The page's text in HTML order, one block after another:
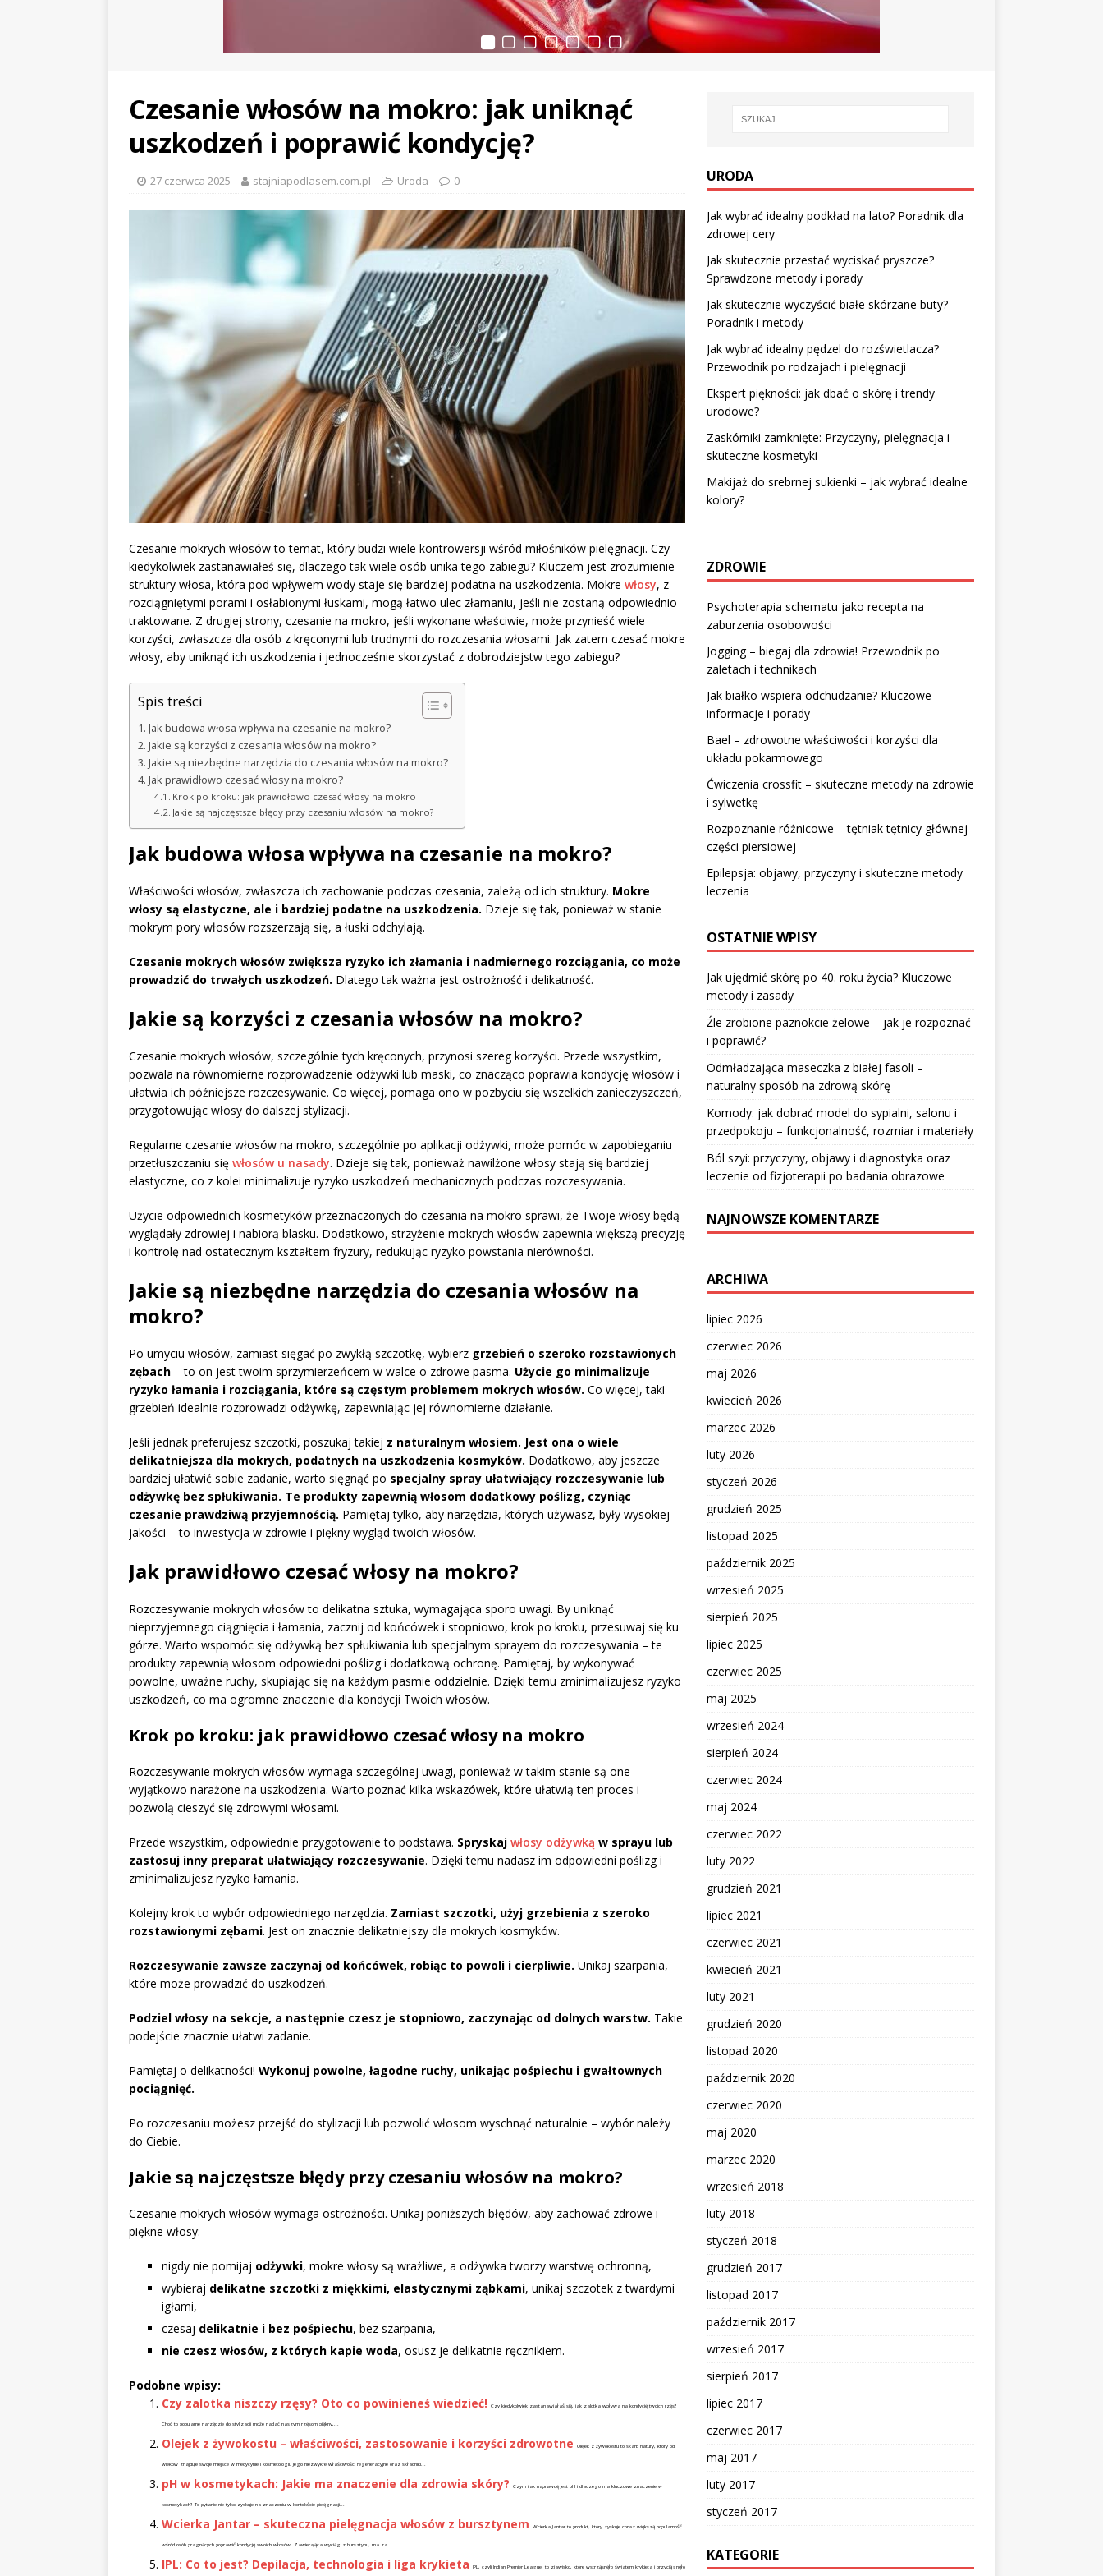
Czesanie włosów na mokro: jak uniknąć
uszkodzeń i poprawić kondycję?
27 czerwca 2025 stajniapodlasem.com.pl Uroda 0
Czesanie mokrych włosów to temat, który budzi wiele kontrowersji wśród miłośników pielęgnacji. Czy
kiedykolwiek zastanawiałeś się, dlaczego tak wiele osób unika tego zabiegu? Kluczem jest zrozumienie
struktury włosa, która pod wpływem wody staje się bardziej podatna na uszkodzenia. Mokre włosy, z
rozciągniętymi porami i osłabionymi łuskami, mogą łatwo ulec złamaniu, jeśli nie zostaną odpowiednio
traktowane. Z drugiej strony, czesanie na mokro, jeśli wykonane właściwie, może przynieść wiele
korzyści, zwłaszcza dla osób z kręconymi lub trudnymi do rozczesania włosami. Jak zatem czesać mokre
włosy, aby uniknąć ich uszkodzenia i jednocześnie skorzystać z dobrodziejstw tego zabiegu?
Spis treści
Jak budowa włosa wpływa na czesanie na mokro?
Jakie są korzyści z czesania włosów na mokro?
Jakie są niezbędne narzędzia do czesania włosów na mokro?
Jak prawidłowo czesać włosy na mokro?
Krok po kroku: jak prawidłowo czesać włosy na mokro
Jakie są najczęstsze błędy przy czesaniu włosów na mokro?
Jak budowa włosa wpływa na czesanie na mokro?
Właściwości włosów, zwłaszcza ich zachowanie podczas czesania, zależą od ich struktury. Mokre
włosy są elastyczne, ale i bardziej podatne na uszkodzenia. Dzieje się tak, ponieważ w stanie
mokrym pory włosów rozszerzają się, a łuski odchylają.
Czesanie mokrych włosów zwiększa ryzyko ich złamania i nadmiernego rozciągania, co może
prowadzić do trwałych uszkodzeń. Dlatego tak ważna jest ostrożność i delikatność.
Jakie są korzyści z czesania włosów na mokro?
Czesanie mokrych włosów, szczególnie tych kręconych, przynosi szereg korzyści. Przede wszystkim,
pozwala na równomierne rozprowadzenie odżywki lub maski, co znacząco poprawia kondycję włosów i
ułatwia ich późniejsze rozczesywanie. Co więcej, pomaga ono w pozbyciu się wszelkich zanieczyszczeń,
przygotowując włosy do dalszej stylizacji.
Regularne czesanie włosów na mokro, szczególnie po aplikacji odżywki, może pomóc w zapobieganiu
przetłuszczaniu się włosów u nasady. Dzieje się tak, ponieważ nawilżone włosy stają się bardziej
elastyczne, co z kolei minimalizuje ryzyko uszkodzeń mechanicznych podczas rozczesywania.
Użycie odpowiednich kosmetyków przeznaczonych do czesania na mokro sprawi, że Twoje włosy będą
wyglądały zdrowiej i nabiorą blasku. Dodatkowo, strzyżenie mokrych włosów zapewnia większą precyzję
i kontrolę nad ostatecznym kształtem fryzury, redukując ryzyko powstania nierówności.
Jakie są niezbędne narzędzia do czesania włosów na
mokro?
Po umyciu włosów, zamiast sięgać po zwykłą szczotkę, wybierz grzebień o szeroko rozstawionych
zębach – to on jest twoim sprzymierzeńcem w walce o zdrowe pasma. Użycie go minimalizuje
ryzyko łamania i rozciągania, które są częstym problemem mokrych włosów. Co więcej, taki
grzebień idealnie rozprowadzi odżywkę, zapewniając jej równomierne działanie.
Jeśli jednak preferujesz szczotki, poszukaj takiej z naturalnym włosiem. Jest ona o wiele
delikatniejsza dla mokrych, podatnych na uszkodzenia kosmyków. Dodatkowo, aby jeszcze
bardziej ułatwić sobie zadanie, warto sięgnąć po specjalny spray ułatwiający rozczesywanie lub
odżywkę bez spłukiwania. Te produkty zapewnią włosom dodatkowy poślizg, czyniąc
czesanie prawdziwą przyjemnością. Pamiętaj tylko, aby narzędzia, których używasz, były wysokiej
jakości – to inwestycja w zdrowie i piękny wygląd twoich włosów.
Jak prawidłowo czesać włosy na mokro?
Rozczesywanie mokrych włosów to delikatna sztuka, wymagająca sporo uwagi. By uniknąć
nieprzyjemnego ciągnięcia i łamania, zacznij od końcówek i stopniowo, krok po kroku, przesuwaj się ku
górze. Warto wspomóc się odżywką bez spłukiwania lub specjalnym sprayem do rozczesywania – te
produkty zapewnią włosom odpowiedni poślizg i dodatkową ochronę. Pamiętaj, by wykonywać
powolne, uważne ruchy, skupiając się na każdym pasmie oddzielnie. Dzięki temu zminimalizujesz ryzyko
uszkodzeń, co ma ogromne znaczenie dla kondycji Twoich włosów.
Krok po kroku: jak prawidłowo czesać włosy na mokro
Rozczesywanie mokrych włosów wymaga szczególnej uwagi, ponieważ w takim stanie są one
wyjątkowo narażone na uszkodzenia. Warto poznać kilka wskazówek, które ułatwią ten proces i
pozwolą cieszyć się zdrowymi włosami.
Przede wszystkim, odpowiednie przygotowanie to podstawa. Spryskaj włosy odżywką w sprayu lub
zastosuj inny preparat ułatwiający rozczesywanie. Dzięki temu nadasz im odpowiedni poślizg i
zminimalizujesz ryzyko łamania.
Kolejny krok to wybór odpowiedniego narzędzia. Zamiast szczotki, użyj grzebienia z szeroko
rozstawionymi zębami. Jest on znacznie delikatniejszy dla mokrych kosmyków.
Rozczesywanie zawsze zaczynaj od końcówek, robiąc to powoli i cierpliwie. Unikaj szarpania,
które może prowadzić do uszkodzeń.
Podziel włosy na sekcje, a następnie czesz je stopniowo, zaczynając od dolnych warstw. Takie
podejście znacznie ułatwi zadanie.
Pamiętaj o delikatności! Wykonuj powolne, łagodne ruchy, unikając pośpiechu i gwałtownych
pociągnięć.
Po rozczesaniu możesz przejść do stylizacji lub pozwolić włosom wyschnąć naturalnie – wybór należy
do Ciebie.
Jakie są najczęstsze błędy przy czesaniu włosów na mokro?
Czesanie mokrych włosów wymaga ostrożności. Unikaj poniższych błędów, aby zachować zdrowe i
piękne włosy:
nigdy nie pomijaj odżywki, mokre włosy są wrażliwe, a odżywka tworzy warstwę ochronną,
wybieraj delikatne szczotki z miękkimi, elastycznymi ząbkami, unikaj szczotek z twardymi
igłami,
czesaj delikatnie i bez pośpiechu, bez szarpania,
nie czesz włosów, z których kapie woda, osusz je delikatnie ręcznikiem.
Podobne wpisy:
Czy zalotka niszczy rzęsy? Oto co powinieneś wiedzieć!
Czy kiedykolwiek zastanawiałaś się, jak zalotka wpływa na kondycję twoich rzęs?
Choć to popularne narzędzie do stylizacji może nadać naszym rzęsom piękny,...
Olejek z żywokostu – właściwości, zastosowanie i korzyści zdrowotne Olejek z żywokostu to skarb natury, który od
wieków znajduje swoje miejsce w medycynie i kosmetologii. Jego niezwykłe właściwości regeneracyjne oraz składniki...
pH w kosmetykach: Jakie ma znaczenie dla zdrowia skóry? Czym tak naprawdę jest pH i dlaczego ma kluczowe znaczenie w
kosmetykach? To pytanie nie tylko zyskuje na znaczeniu w kontekście pielęgnacji...
Wcierka Jantar – skuteczna pielęgnacja włosów z bursztynem Wcierka Jantar to produkt, który zyskuje coraz większą popularność
wśród osób pragnących poprawić kondycję swoich włosów. Zawierająca wyciąg z bursztynu, ma za...
IPL: Co to jest? Depilacja, technologia i liga krykieta IPL, czyli Indian Premier League, to zjawisko, które wstrząsnęło światem krykieta i przyciągnęło
URODA
Jak wybrać idealny podkład na lato? Poradnik dla
zdrowej cery
Jak skutecznie przestać wyciskać pryszcze?
Sprawdzone metody i porady
Jak skutecznie wyczyścić białe skórzane buty?
Poradnik i metody
Jak wybrać idealny pędzel do rozświetlacza?
Przewodnik po rodzajach i pielęgnacji
Ekspert piękności: jak dbać o skórę i trendy
urodowe?
Zaskórniki zamknięte: Przyczyny, pielęgnacja i
skuteczne kosmetyki
Makijaż do srebrnej sukienki – jak wybrać idealne
kolory?
ZDROWIE
Psychoterapia schematu jako recepta na
zaburzenia osobowości
Jogging – biegaj dla zdrowia! Przewodnik po
zaletach i technikach
Jak białko wspiera odchudzanie? Kluczowe
informacje i porady
Bael – zdrowotne właściwości i korzyści dla
układu pokarmowego
Ćwiczenia crossfit – skuteczne metody na zdrowie
i sylwetkę
Rozpoznanie różnicowe – tętniak tętnicy głównej
części piersiowej
Epilepsja: objawy, przyczyny i skuteczne metody
leczenia
OSTATNIE WPISY
Jak ujędrnić skórę po 40. roku życia? Kluczowe
metody i zasady
Źle zrobione paznokcie żelowe – jak je rozpoznać
i poprawić?
Odmładzająca maseczka z białej fasoli –
naturalny sposób na zdrową skórę
Komody: jak dobrać model do sypialni, salonu i
przedpokoju – funkcjonalność, rozmiar i materiały
Ból szyi: przyczyny, objawy i diagnostyka oraz
leczenie od fizjoterapii po badania obrazowe
NAJNOWSZE KOMENTARZE
ARCHIWA
lipiec 2026
czerwiec 2026
maj 2026
kwiecień 2026
marzec 2026
luty 2026
styczeń 2026
grudzień 2025
listopad 2025
październik 2025
wrzesień 2025
sierpień 2025
lipiec 2025
czerwiec 2025
maj 2025
wrzesień 2024
sierpień 2024
czerwiec 2024
maj 2024
czerwiec 2022
luty 2022
grudzień 2021
lipiec 2021
czerwiec 2021
kwiecień 2021
luty 2021
grudzień 2020
listopad 2020
październik 2020
czerwiec 2020
maj 2020
marzec 2020
wrzesień 2018
luty 2018
styczeń 2018
grudzień 2017
listopad 2017
październik 2017
wrzesień 2017
sierpień 2017
lipiec 2017
czerwiec 2017
maj 2017
luty 2017
styczeń 2017
KATEGORIE